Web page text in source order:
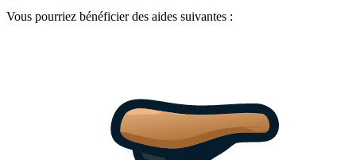
Vous pourriez bénéficier des aides suivantes :